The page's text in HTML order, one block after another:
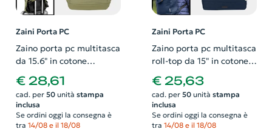
Zaini Porta PC
Zaino porta pc multitasca
da 15.6" in cotone
riciclato certificato con
tasca antifurto
€ 28,61
cad. per 50unità stampa
inclusa
Se ordini oggi la consegna è
tra 14/08 e il 18/08
Zaini Porta PC
Zaino porta pc multitasca
roll-top da 15" in cotone
riciclato certificato con
manici in tessuto
rinforzato
€ 25,63
cad. per 50unità stampa
inclusa
Se ordini oggi la consegna è
tra 14/08 e il 18/08